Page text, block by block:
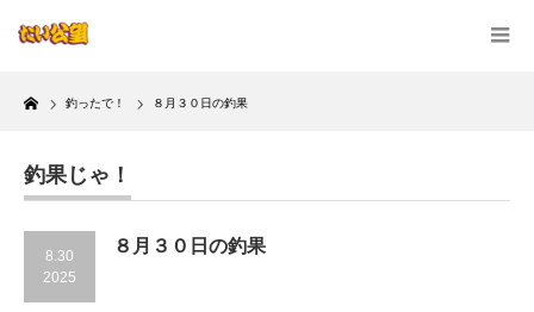
Home
釣ったで！ ８月３０日の釣果
釣果じゃ！
8.30
2025
８月３０日の釣果